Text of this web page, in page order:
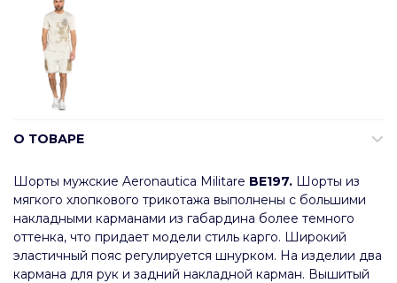
О ТОВАРЕ
Шорты мужские Aeronautica Militare BE197. Шорты из
мягкого хлопкового трикотажа выполнены с большими
накладными карманами из габардина более темного
оттенка, что придает модели стиль карго. Широкий
эластичный пояс регулируется шнурком. На изделии два
кармана для рук и задний накладной карман. Вышитый